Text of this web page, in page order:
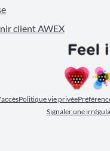
client AWEX
Politique vie privée
Signaler une